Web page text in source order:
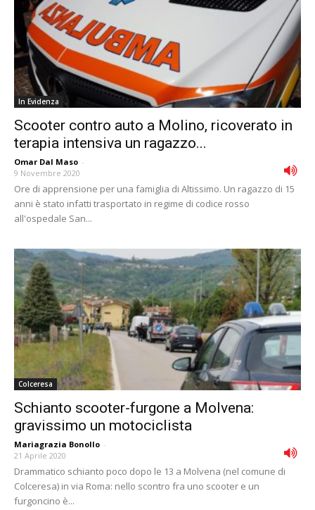
In Evidenza
Scooter contro auto a Molino, ricoverato in
terapia intensiva un ragazzo...
Omar Dal Maso -
9 Novembre 2020
Ore di apprensione per una famiglia di Altissimo. Un ragazzo di 15
anni è stato infatti trasportato in regime di codice rosso
all'ospedale San...
Colceresa
Schianto scooter-furgone a Molvena:
gravissimo un motociclista
Mariagrazia Bonollo -
21 Aprile 2020
Drammatico schianto poco dopo le 13 a Molvena (nel comune di
Colceresa) in via Roma: nello scontro fra uno scooter e un
furgoncino è...